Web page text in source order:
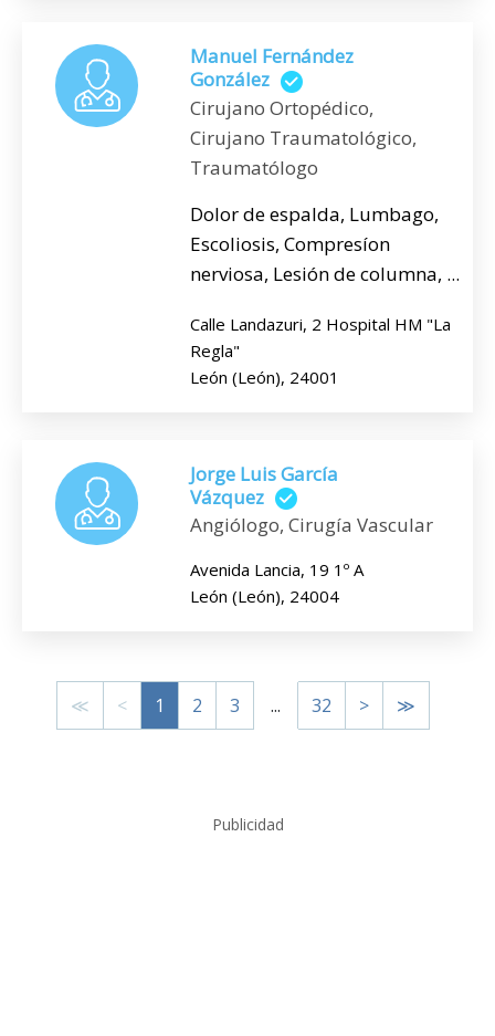
Manuel Fernández
González
Cirujano Ortopédico,
Cirujano Traumatológico,
Traumatólogo
Dolor de espalda, Lumbago,
Escoliosis, Compresíon
nerviosa, Lesión de columna, ...
Calle Landazuri, 2 Hospital HM "La
Regla"
León (León), 24001
Jorge Luis García
Vázquez
Angiólogo, Cirugía Vascular
Avenida Lancia, 19 1º A
León (León), 24004
≪ < 1 2 3 ... 32 > ≫
Publicidad